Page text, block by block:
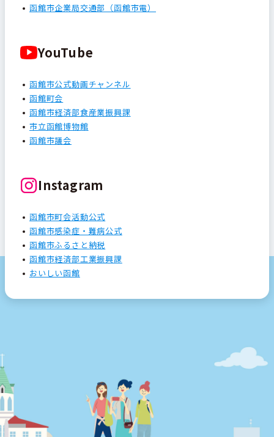
函館市企業局交通部（函館市電）
YouTube
函館市公式動画チャンネル
函館町会
函館市経済部食産業振興課
市立函館博物館
函館市議会
Instagram
函館市町会活動公式
函館市感染症・難病公式
函館市ふるさと納税
函館市経済部工業振興課
おいしい函館